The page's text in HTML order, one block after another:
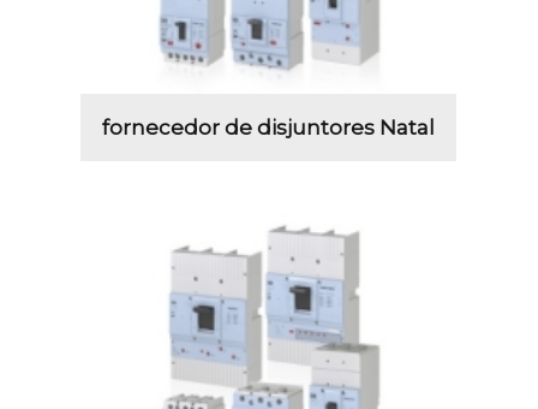
fornecedor de disjuntores Natal